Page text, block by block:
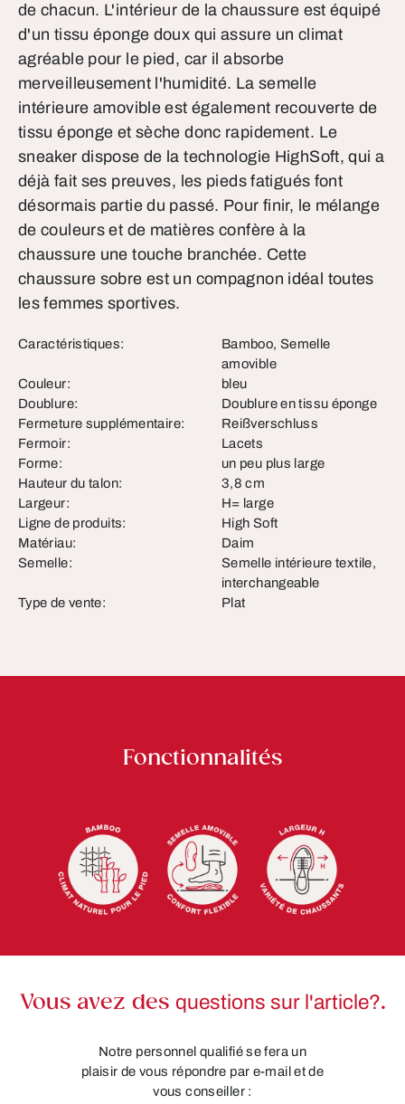
de chacun. L'intérieur de la chaussure est équipé
d'un tissu éponge doux qui assure un climat
agréable pour le pied, car il absorbe
merveilleusement l'humidité. La semelle
intérieure amovible est également recouverte de
tissu éponge et sèche donc rapidement. Le
sneaker dispose de la technologie HighSoft, qui a
déjà fait ses preuves, les pieds fatigués font
désormais partie du passé. Pour finir, le mélange
de couleurs et de matières confère à la
chaussure une touche branchée. Cette
chaussure sobre est un compagnon idéal toutes
les femmes sportives.
Caractéristiques:
Bamboo, Semelle
amovible
Couleur:
bleu
Doublure:
Doublure en tissu éponge
Fermeture supplémentaire:
Reißverschluss
Fermoir:
Lacets
Forme:
un peu plus large
Hauteur du talon:
3,8 cm
Largeur:
H= large
Ligne de produits:
High Soft
Matériau:
Daim
Semelle:
Semelle intérieure textile,
interchangeable
Type de vente:
Plat
Fonctionnalités
Vous avez des questions sur l'article?.
Notre personnel qualifié se fera un
plaisir de vous répondre par e-mail et de
vous conseiller :